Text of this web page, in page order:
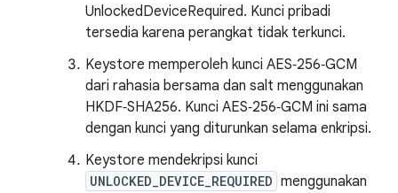
UnlockedDeviceRequired. Kunci pribadi
tersedia karena perangkat tidak terkunci.
Keystore memperoleh kunci AES‑256‑GCM
dari rahasia bersama dan salt menggunakan
HKDF‑SHA256. Kunci AES‑256‑GCM ini sama
dengan kunci yang diturunkan selama enkripsi.
Keystore mendekripsi kunci
UNLOCKED_DEVICE_REQUIRED menggunakan